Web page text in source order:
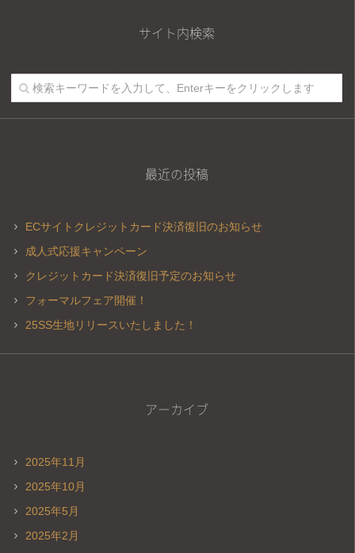
サイト内検索
最近の投稿
ECサイトクレジットカード決済復旧のお知らせ
成人式応援キャンペーン
クレジットカード決済復旧予定のお知らせ
フォーマルフェア開催！
25SS生地リリースいたしました！
アーカイブ
2025年11月
2025年10月
2025年5月
2025年2月